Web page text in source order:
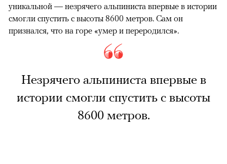
уникальной — незрячего альпиниста впервые в истории
смогли спустить с высоты 8600 метров. Сам он
признался, что на горе «умер и переродился».
Незрячего альпиниста впервые в
истории смогли спустить с высоты
8600 метров.